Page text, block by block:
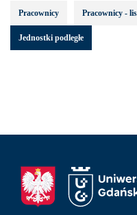
Pracownicy Pracownicy -
Jednostki podległe